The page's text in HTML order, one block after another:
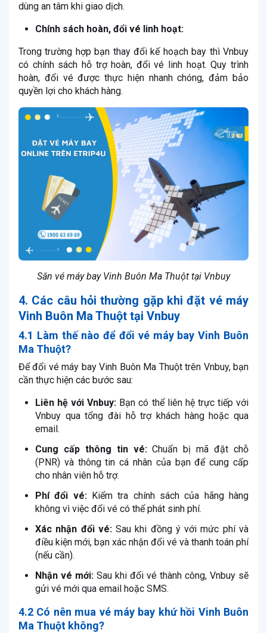
dùng an tâm khi giao dịch.
Chính sách hoàn, đổi vé linh hoạt:
Trong trường hợp bạn thay đổi kế hoạch bay thì Vnbuy
có chính sách hỗ trợ hoàn, đổi vé linh hoạt. Quy trình
hoàn, đổi vé được thực hiện nhanh chóng, đảm bảo
quyền lợi cho khách hàng.
Săn vé máy bay Vinh Buôn Ma Thuột tại Vnbuy
4. Các câu hỏi thường gặp khi đặt vé máy
Vinh Buôn Ma Thuột tại Vnbuy
4.1 Làm thế nào để đổi vé máy bay Vinh Buôn
Ma Thuột?
Để đổi vé máy bay Vinh Buôn Ma Thuột trên Vnbuy, bạn
cần thực hiện các bước sau:
Liên hệ với Vnbuy: Bạn có thể liên hệ trực tiếp với
Vnbuy qua tổng đài hỗ trợ khách hàng hoặc qua
email.
Cung cấp thông tin vé:Chuẩn bị mã đặt chỗ
(PNR) và thông tin cá nhân của bạn để cung cấp
cho nhân viên hỗ trợ.
Phí đổi vé:Kiểm tra chính sách của hãng hàng
không vì việc đổi vé có thể phát sinh phí.
Xác nhận đổi vé:Sau khi đồng ý với mức phí và
điều kiện mới, bạn xác nhận đổi vé và thanh toán phí
(nếu cần).
Nhận vé mới: Sau khi đổi vé thành công, Vnbuy sẽ
gửi vé mới qua email hoặc SMS.
4.2 Có nên mua vé máy bay khứ hồi Vinh Buôn
Ma Thuột không?